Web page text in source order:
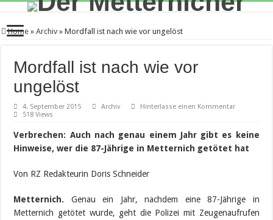
Home » Archiv » Mordfall ist nach wie vor ungelöst
Mordfall ist nach wie vor
ungelöst
4. September 2015 Archiv
Hinterlasse einen Kommentar
518 Views
Verbrechen: Auch nach genau einem Jahr gibt es keine
Hinweise, wer die 87-Jährige in Metternich getötet hat
Von RZ Redakteurin Doris Schneider
Metternich. Genau ein Jahr, nachdem eine 87-Jährige in
Metternich getötet wurde, geht die Polizei mit Zeugenaufrufen